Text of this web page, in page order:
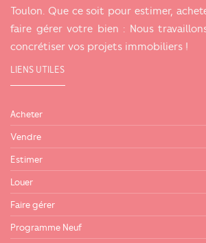
Toulon. Que ce soit pour estimer,
faire gérer votre bien : Nous
concrétiser vos projets immobiliers !
LIENS UTILES
Acheter
Vendre
Estimer
Louer
Faire gérer
Programme Neuf